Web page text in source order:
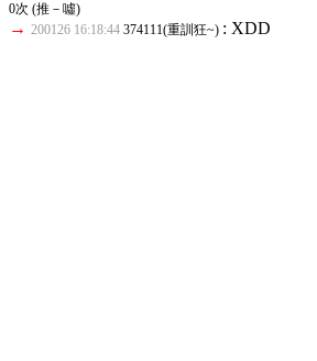
0次 (推－噓)
→ 200126 16:18:44 374111(重訓狂~) : XDD